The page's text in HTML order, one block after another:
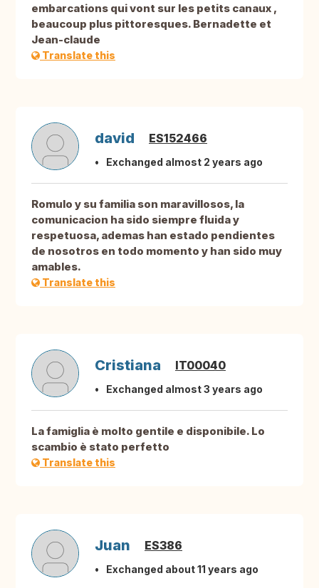
embarcations qui vont sur les petits canaux ,
beaucoup plus pittoresques. Bernadette et
Jean-claude
Translate this
david ES152466
Exchanged almost 2 years ago
Romulo y su familia son maravillosos, la
comunicacion ha sido siempre fluida y
respetuosa, ademas han estado pendientes
de nosotros en todo momento y han sido muy
amables.
Translate this
Cristiana IT00040
Exchanged almost 3 years ago
La famiglia è molto gentile e disponibile. Lo
scambio è stato perfetto
Translate this
Juan ES386
Exchanged about 11 years ago